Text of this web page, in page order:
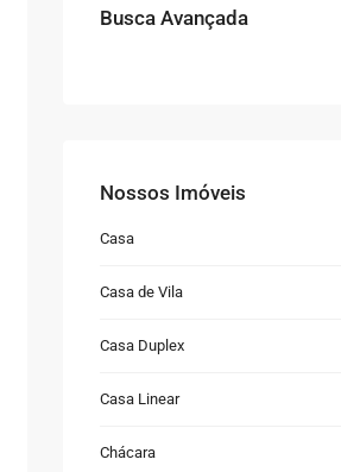
Busca Avançada
Nossos Imóveis
Casa
Casa de Vila
Casa Duplex
Casa Linear
Chácara